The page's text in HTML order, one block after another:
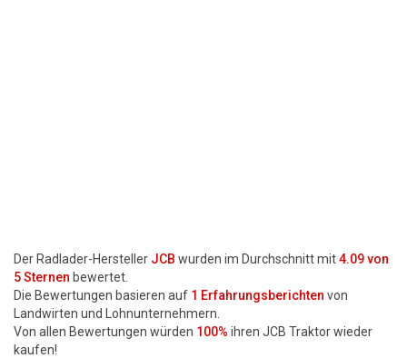
Der Radlader-Hersteller JCB wurden im Durchschnitt mit4.09von
5 Sternen bewertet.
Die Bewertungen basieren auf 1 Erfahrungsberichten von
Landwirten und Lohnunternehmern.
Von allen Bewertungen würden 100% ihren JCB Traktor wieder
kaufen!